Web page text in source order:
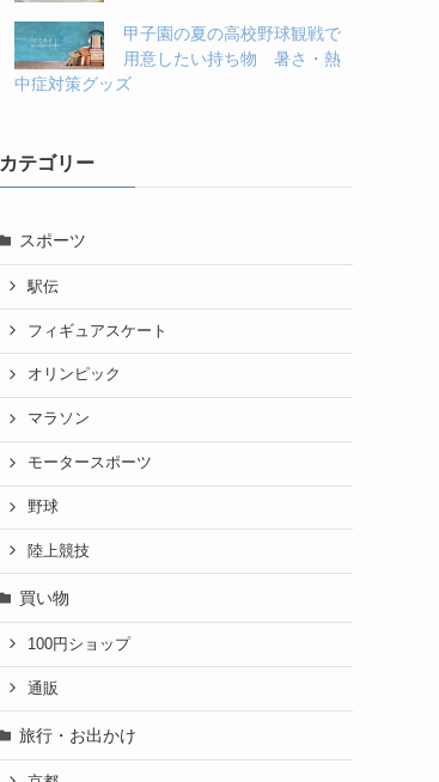
甲子園の夏の高校野球観戦で
用意したい持ち物 暑さ・熱
中症対策グッズ
カテゴリー
スポーツ
駅伝
フィギュアスケート
オリンピック
マラソン
モータースポーツ
野球
陸上競技
買い物
100円ショップ
通販
旅行・お出かけ